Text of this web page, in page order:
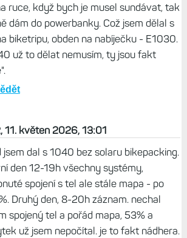
ruce, když bych je musel sundávat, tak
dám do powerbanky. Což jsem dělal s
biketripu, obden na nabíječku - E1030.
už to dělat nemusím, ty jsou fakt
11. květen 2026, 13:01
jsem dal s 1040 bez solaru bikepacking.
den 12-19h všechny systémy,
spojení s tel ale stále mapa - po
Druhý den, 8-20h záznam. nechal
spojený tel a pořád mapa, 53% a
už jsem nepočítal. je to fakt nádhera.